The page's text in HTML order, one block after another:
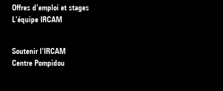
Offres d’emploi et stages
L’équipe IRCAM
Soutenir l’IRCAM
Centre Pompidou